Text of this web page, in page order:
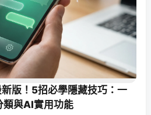
版！5招必學隱藏技巧：一
類與AI實用功能